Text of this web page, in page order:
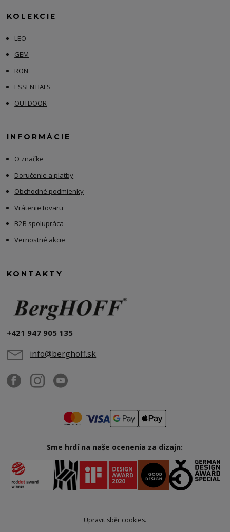
KOLEKCIE
LEO
GEM
RON
ESSENTIALS
OUTDOOR
INFORMÁCIE
O značke
Doručenie a platby
Obchodné podmienky
Vrátenie tovaru
B2B spolupráca
Vernostné akcie
KONTAKTY
+421 947 905 135
info@berghoff.sk
Sme hrdí na naše ocenenia za dizajn:
Upravit sběr cookies.